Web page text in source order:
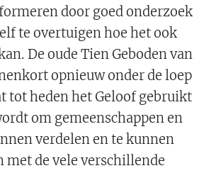
door goed onderzoek
te overtuigen hoe het ook
De oude Tien Geboden van
opnieuw onder de loep
tot heden het Geloof gebruikt
om gemeenschappen en
verdelen en te kunnen
met de vele verschillende